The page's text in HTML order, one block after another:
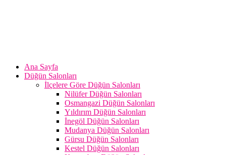
Ana Sayfa
Düğün Salonları
İlçelere Göre Düğün Salonları
Nilüfer Düğün Salonları
Osmangazi Düğün Salonları
Yıldırım Düğün Salonları
İnegöl Düğün Salonları
Mudanya Düğün Salonları
Gürsu Düğün Salonları
Kestel Düğün Salonları